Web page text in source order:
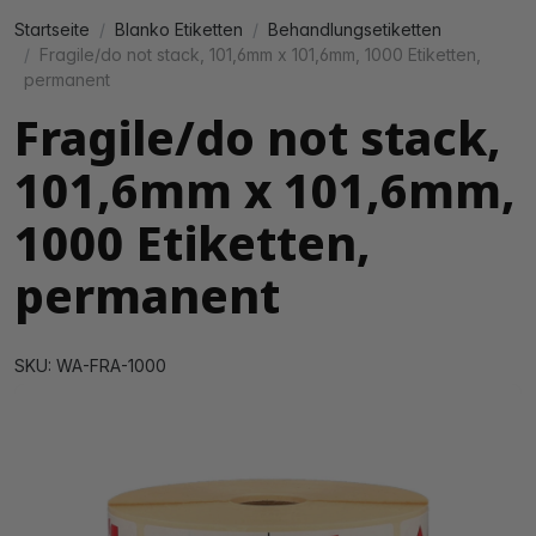
Startseite Blanko Etiketten
Behandlungsetiketten
Fragile/do not stack, 101,6mm x 101,6mm, 1000 Etiketten,
permanent
Fragile/do not stack,
101,6mm x 101,6mm,
1000 Etiketten,
permanent
SKU: WA-FRA-1000